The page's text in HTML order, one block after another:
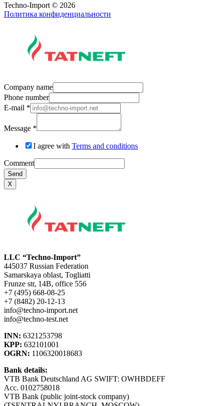
Techno-Import © 2026
Политика конфиденциальности
Company name
Phone number
E-mail *
Message *
I agree with Terms and conditions
Comment
Send
X
LLC “Techno-Import”
445037 Russian Federation
Samarskaya oblast, Togliatti
Frunze str, 14B, office 556
+7 (495) 668-08-25
+7 (8482) 20-12-13
info@techno-import.net
info@techno-test.net
INN: 6321253798
KPP: 632101001
OGRN: 1106320018683
Bank details:
VTB Bank Deutschland AG SWIFT: OWHBDEFF
Acc. 0102758018
VTB Bank (public joint-stock company)